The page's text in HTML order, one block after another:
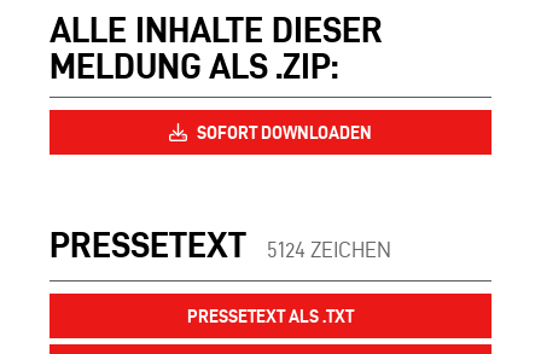
ALLE INHALTE DIESER
MELDUNG ALS .ZIP:
SOFORT DOWNLOADEN
PRESSETEXT 5124 ZEICHEN
PRESSETEXT ALS .TXT